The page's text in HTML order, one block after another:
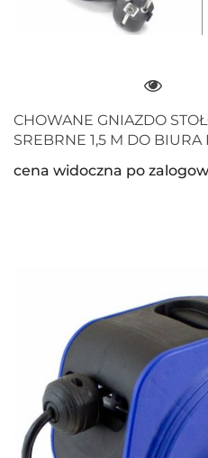
CHOWANE GNIAZDO
SREBRNE 1,5 M DO BIURA
cena widoczna po